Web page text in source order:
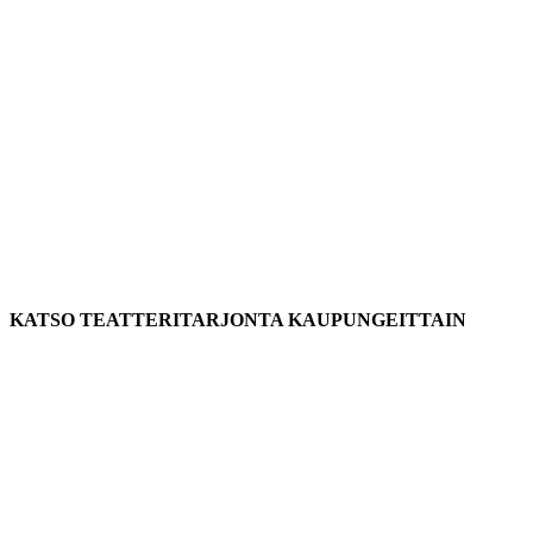
KATSO TEATTERITARJONTA KAUPUNGEITTAIN